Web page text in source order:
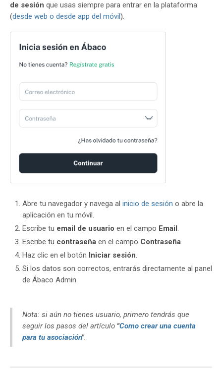
de sesión que usas siempre para entrar en la plataforma
(desde web o desde app del móvil).
Abre tu navegador y navega al inicio de sesión o abre la
aplicación en tu móvil.
Escribe tu email de usuario en el campo Email.
Escribe tu contraseña en el campo Contraseña.
Haz clic en el botón Iniciar sesión.
Si los datos son correctos, entrarás directamente al panel
de Ábaco Admin.
Nota: si aún no tienes usuario, primero tendrás que
seguir los pasos del artículo "Como crear una cuenta
para tu asociación".